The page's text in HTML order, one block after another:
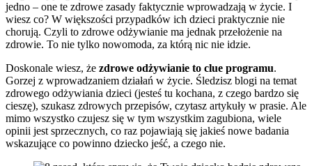
jedno – one te zdrowe zasady faktycznie wprowadzają w życie. I
wiesz co? W większości przypadków ich dzieci praktycznie nie
chorują. Czyli to zdrowe odżywianie ma jednak przełożenie na
zdrowie. To nie tylko nowomoda, za którą nic nie idzie.
Doskonale wiesz, że zdrowe odżywianie to clue programu.
Gorzej z wprowadzaniem działań w życie. Śledzisz blogi na temat
zdrowego odżywiania dzieci (jesteś tu kochana, z czego bardzo się
cieszę), szukasz zdrowych przepisów, czytasz artykuły w prasie. Ale
mimo wszystko czujesz się w tym wszystkim zagubiona, wiele
opinii jest sprzecznych, co raz pojawiają się jakieś nowe badania
wskazujące co powinno dziecko jeść, a czego nie.